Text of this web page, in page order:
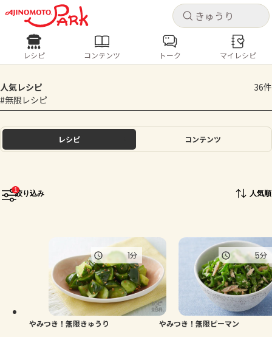
キャ
ログインするとレシピを保存できます
ホーム
よくあるお問い合わせ
お買い物
キャ
レシピ コンテンツ
人気の食材・レシピ
きゅうり とうもろこし
レシピ コンテンツ トーク マイレシピ
人気レシピ
36件
#無限レシピ
レシピ コンテンツ
1絞り込み 人気順
やみつき！無限きゅうり
1分
やみつき！無限ピーマン
5分